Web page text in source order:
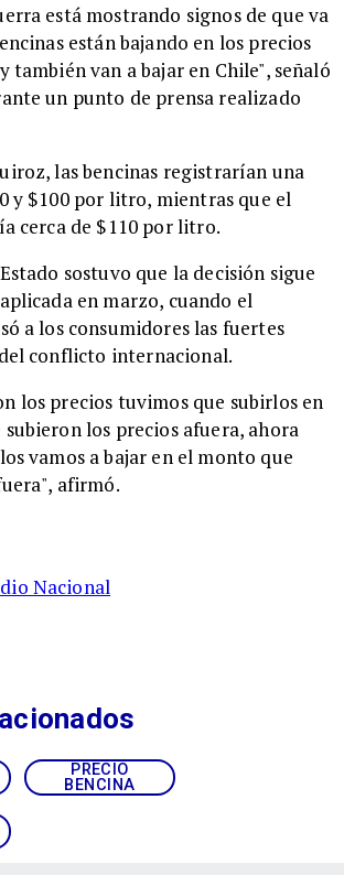
está mostrando signos de que va
están bajando en los precios
también van a bajar en Chile", señaló
un punto de prensa realizado
las bencinas registrarían una
y $100 por litro, mientras que el
cerca de $110 por litro.
sostuvo que la decisión sigue
en marzo, cuando el
a los consumidores las fuertes
conflicto internacional.
los precios tuvimos que subirlos en
los precios afuera, ahora
vamos a bajar en el monto que
afirmó.
Nacional
PRECIO
BENCINA